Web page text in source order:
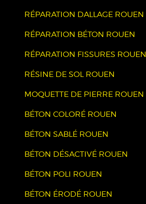
RÉPARATION DALLAGE ROUEN
RÉPARATION BÉTON ROUEN
RÉPARATION FISSURES ROUEN
RÉSINE DE SOL ROUEN
MOQUETTE DE PIERRE ROUEN
BÉTON COLORÉ ROUEN
BÉTON SABLÉ ROUEN
BÉTON DÉSACTIVÉ ROUEN
BÉTON POLI ROUEN
BÉTON ÉRODÉ ROUEN